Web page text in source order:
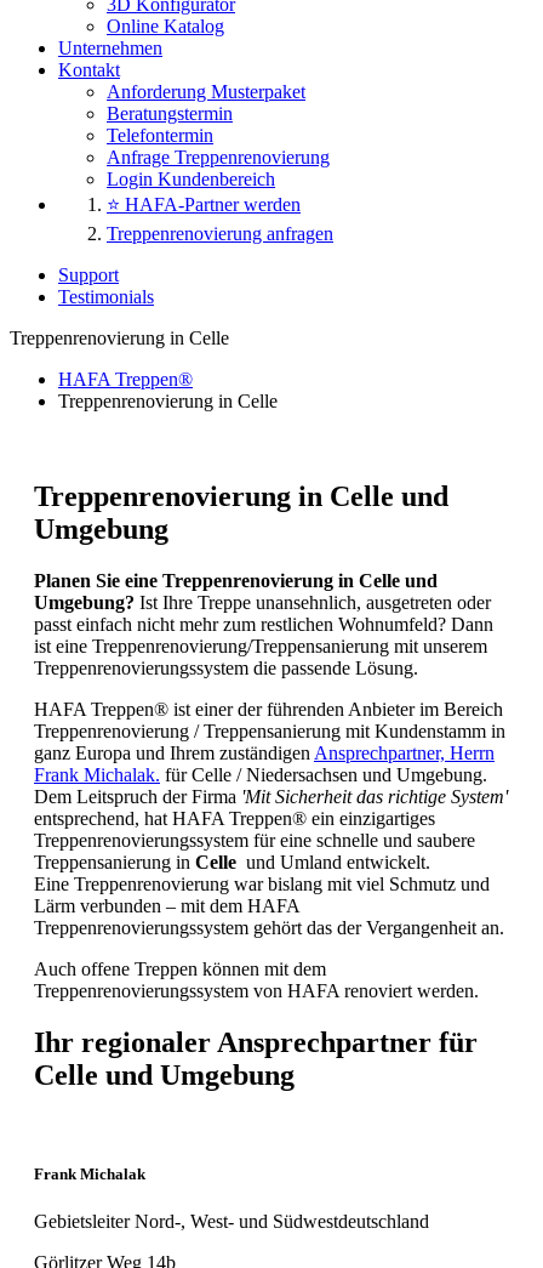
3D Konfigurator
Online Katalog
Unternehmen
Kontakt
Anforderung Musterpaket
Beratungstermin
Telefontermin
Anfrage Treppenrenovierung
Login Kundenbereich
⭐ HAFA-Partner werden
Treppenrenovierung anfragen
Support
Testimonials
Treppenrenovierung in Celle
HAFA Treppen®
Treppenrenovierung in Celle
Treppenrenovierung in Celle und
Umgebung
Planen Sie eine Treppenrenovierung in Celle und
Umgebung? Ist Ihre Treppe unansehnlich, ausgetreten oder
passt einfach nicht mehr zum restlichen Wohnumfeld? Dann
ist eine Treppenrenovierung/Treppensanierung mit unserem
Treppenrenovierungssystem die passende Lösung.
HAFA Treppen® ist einer der führenden Anbieter im Bereich
Treppenrenovierung / Treppensanierung mit Kundenstamm in
ganz Europa und Ihrem zuständigen Ansprechpartner, Herrn
Frank Michalak. für Celle / Niedersachsen und Umgebung.
Dem Leitspruch der Firma 'Mit Sicherheit das richtige System'
entsprechend, hat HAFA Treppen® ein einzigartiges
Treppenrenovierungssystem für eine schnelle und saubere
Treppensanierung in Celle und Umland entwickelt.
Eine Treppenrenovierung war bislang mit viel Schmutz und
Lärm verbunden – mit dem HAFA
Treppenrenovierungssystem gehört das der Vergangenheit an.
Auch offene Treppen können mit dem
Treppenrenovierungssystem von HAFA renoviert werden.
Ihr regionaler Ansprechpartner für
Celle und Umgebung
Frank Michalak
Gebietsleiter Nord-, West- und Südwestdeutschland
Görlitzer Weg 14b